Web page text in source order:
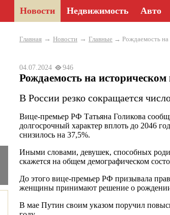
Новости Недвижимость Авто
Главная → Новости → Главные → Рождаемость на
04.07.2024 946
Рождаемость на
В России резко сокращается
Вице-премьер РФ Татьяна Голикова
долгосрочный характер вплоть до 2046
снизилось на 37,5%.
Иными словами, девушек, способных
скажется на общем демографическом
До этого вице-премьер РФ призывала
женщины принимают решение о рождении
В мае Путин своим указом поручил